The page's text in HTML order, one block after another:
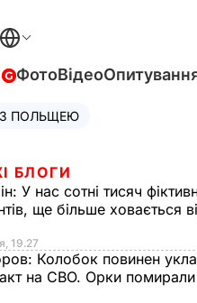
ФотоВідео
ПОЛЬЩЕЮ
БЛОГИ
У нас сотні тисяч
ще більше ховається
19.27
Колобок повинен
на СВО. Орки помирали